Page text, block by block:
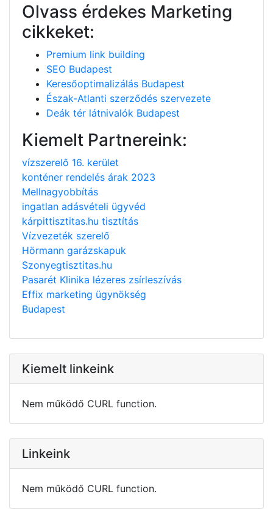
Olvass érdekes Marketing
cikkeket:
Premium link building
SEO Budapest
Keresőoptimalizálás Budapest
Észak-Atlanti szerződés szervezete
Deák tér látnivalók Budapest
Kiemelt Partnereink:
vízszerelő 16. kerület
konténer rendelés árak 2023
Mellnagyobbítás
ingatlan adásvételi ügyvéd
kárpittisztitas.hu tisztítás
Vízvezeték szerelő
Hörmann garázskapuk
Szonyegtisztitas.hu
Pasarét Klinika lézeres zsírleszívás
Effix marketing ügynökség
Budapest
Kiemelt linkeink
Nem működő CURL function.
Linkeink
Nem működő CURL function.